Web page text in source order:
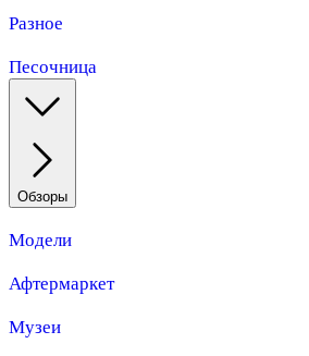
Разное
Песочница
Обзоры
Модели
Афтермаркет
Музеи